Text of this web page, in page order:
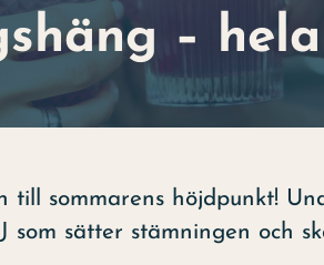
–
till sommarens höjdpunkt!
som sätter stämningen och